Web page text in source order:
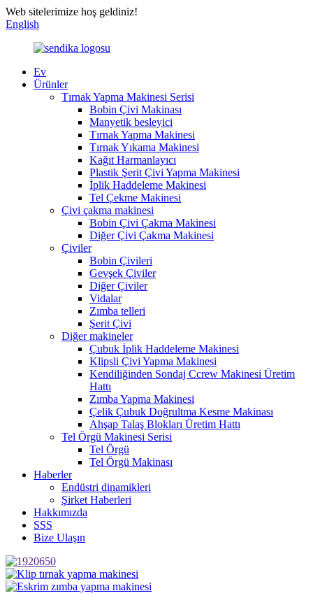
Web sitelerimize hoş geldiniz!
English
Ev
Ürünler
Tırnak Yapma Makinesi Serisi
Bobin Çivi Makinası
Manyetik besleyici
Tırnak Yapma Makinesi
Tırnak Yıkama Makinesi
Kağıt Harmanlayıcı
Plastik Şerit Çivi Yapma Makinesi
İplik Haddeleme Makinesi
Tel Çekme Makinesi
Çivi çakma makinesi
Bobin Çivi Çakma Makinesi
Diğer Çivi Çakma Makinesi
Çiviler
Bobin Çivileri
Gevşek Çiviler
Diğer Çiviler
Vidalar
Zımba telleri
Şerit Çivi
Diğer makineler
Çubuk İplik Haddeleme Makinesi
Klipsli Çivi Yapma Makinesi
Kendiliğinden Sondaj Ccrew Makinesi Üretim
Hattı
Zımba Yapma Makinesi
Çelik Çubuk Doğrultma Kesme Makinası
Ahşap Talaş Blokları Üretim Hattı
Tel Örgü Makinesi Serisi
Tel Örgü
Tel Örgü Makinası
Haberler
Endüstri dinamikleri
Şirket Haberleri
Hakkımızda
SSS
Bize Ulaşın